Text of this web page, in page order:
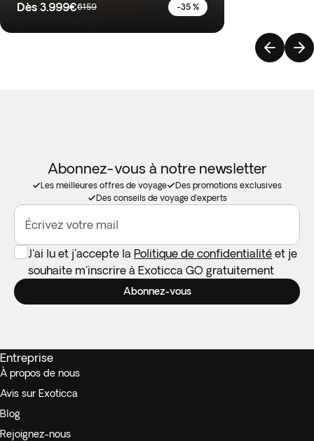
Dès 3.999€6159 -35 %
Abonnez-vous à notre newsletter
Les meilleures offres de voyage
Des promotions exclusives
Des conseils de voyage d'experts
Écrivez votre mail
J'ai lu et j'accepte la Politique de confidentialité et je
souhaite m'inscrire à Exoticca GO gratuitement
Abonnez-vous
Entreprise
À propos de nous
Avis sur Exoticca
Blog
Rejoignez-nous